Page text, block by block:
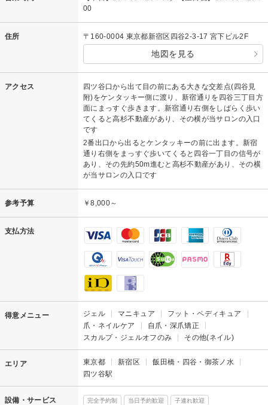
00
住所 〒160-0004 東京都新宿区四谷2-3-17 宮下ビル2F
地図を見る
アクセス
四ツ谷口から出て目の前にある大きな交差点(四谷見
附)をケンタッキー側に渡り、新宿通りを四谷三丁目方
面にまっすぐ歩きます。新宿通り右側をしばらく歩い
てくると高杉不動産があり、その横が当サロンの入口
です
2番出口から出るとケンタッキーの前に出ます。新宿
通り右側をまっすぐ歩いてくると四谷一丁目の信号が
あり、その先約50m進むと高杉不動産があり、その横
が当サロンの入口です
参考予算 ￥8,000～
支払方法
得意メニュー ジェル マニキュア
フット・ペディキュア
爪・ネイルケア
自爪・深爪矯正
スカルプ・ジェルオフのみ
その他(ネイル)
エリア 東京都 新宿区
飯田橋・四谷・御茶ノ水
四ツ谷駅
設備・サービス 完全予約制 当日予約歓迎 子連れ歓迎